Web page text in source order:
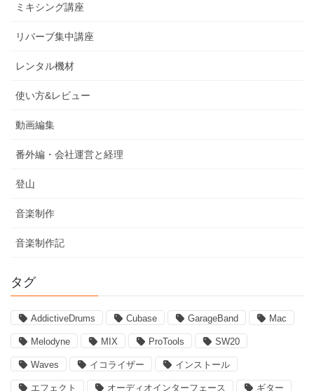
ミキシング講座
リバーブ集中講座
レンタル機材
使い方&レビュー
動画編集
番外編・会社運営と経理
登山
音楽制作
音楽制作記
タグ
AddictiveDrums Cubase GarageBand Mac
Melodyne MIX ProTools SW20
Waves イコライザー インストール
エフェクト オーディオインターフェース ギター